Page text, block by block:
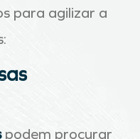
para agilizar a
podem procurar